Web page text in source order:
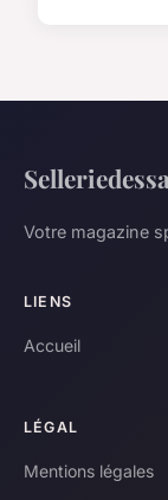
Votre magazine
LIENS
Accueil
LÉGAL
Mentions légales